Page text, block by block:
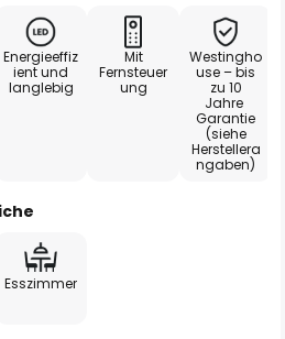
Energieeffiz
ient und
langlebig
Mit
Fernsteuer
ung
Westingho
use – bis
zu 10
Jahre
Garantie
(siehe
Herstellera
ngaben)
Esszimmer